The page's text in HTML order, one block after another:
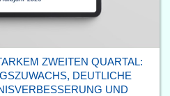
ZWEITEN QUARTAL:
DEUTLICHE
UND